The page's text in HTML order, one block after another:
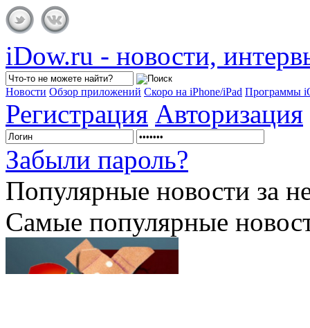
iDow.ru - новости,
Новости Обзор приложений Скоро на iPhone/iPad Программы
Регистрация Авторизация
Забыли пароль?
Популярные новости за
Самые популярные